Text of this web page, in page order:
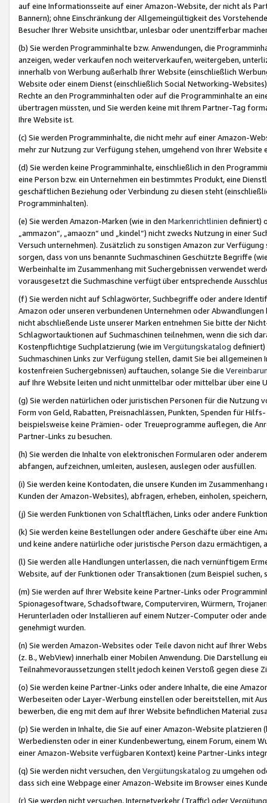
auf eine Informationsseite auf einer Amazon-Website, der nicht als
Bannern); ohne Einschränkung der Allgemeingültigkeit des
Besucher Ihrer Website unsichtbar, unlesbar oder unentzifferbar
(b) Sie werden Programminhalte bzw. Anwendungen, die
anzeigen, weder verkaufen noch weiterverkaufen, weitergeben,
innerhalb von Werbung außerhalb Ihrer Website (einschließlich
Website oder einem Dienst (einschließlich Social Networking-
Rechte an den Programminhalten oder auf die Programminhalte an
übertragen müssten, und Sie werden keine mit Ihrem Partner-Tag
Ihre Website ist.
(c) Sie werden Programminhalte, die nicht mehr auf einer Amazon-
mehr zur Nutzung zur Verfügung stehen, umgehend von Ihrer
(d) Sie werden keine Programminhalte, einschließlich in den
eine Person bzw. ein Unternehmen ein bestimmtes Produkt, eine
geschäftlichen Beziehung oder Verbindung zu diesen steht
Programminhalten).
(e) Sie werden Amazon-Marken (wie in den Markenrichtlinien definiert)
„ammazon“, „amaozn“ und „kindel“) nicht zwecks Nutzung in einer
Versuch unternehmen). Zusätzlich zu sonstigen Amazon zur
sorgen, dass von uns benannte Suchmaschinen Geschützte Begriffe
Werbeinhalte im Zusammenhang mit Suchergebnissen verwendet
vorausgesetzt die Suchmaschine verfügt über entsprechende
(f) Sie werden nicht auf Schlagwörter, Suchbegriffe oder andere
Amazon oder unseren verbundenen Unternehmen oder
nicht abschließende Liste unserer Marken entnehmen Sie bitte der
Schlagwortauktionen auf Suchmaschinen teilnehmen, wenn die sich
Kostenpflichtige Suchplatzierung (wie im Vergütungskatalog definiert)
Suchmaschinen Links zur Verfügung stellen, damit Sie bei
kostenfreien Suchergebnissen) auftauchen, solange Sie die
auf Ihre Website leiten und nicht unmittelbar oder mittelbar über eine
(g) Sie werden natürlichen oder juristischen Personen für die Nutzung
Form von Geld, Rabatten, Preisnachlässen, Punkten, Spenden für
beispielsweise keine Prämien- oder Treueprogramme auflegen, die
Partner-Links zu besuchen.
(h) Sie werden die Inhalte von elektronischen Formularen oder
abfangen, aufzeichnen, umleiten, auslesen, auslegen oder ausfüllen.
(i) Sie werden keine Kontodaten, die unsere Kunden im
Kunden der Amazon-Websites), abfragen, erheben, einholen,
(j) Sie werden Funktionen von Schaltflächen, Links oder andere
(k) Sie werden keine Bestellungen oder andere Geschäfte über eine
und keine andere natürliche oder juristische Person dazu
(l) Sie werden alle Handlungen unterlassen, die nach vernünftigem
Website, auf der Funktionen oder Transaktionen (zum Beispiel
(m) Sie werden auf Ihrer Website keine Partner-Links oder
Spionagesoftware, Schadsoftware, Computerviren, Würmern,
Herunterladen oder Installieren auf einem Nutzer-Computer oder
genehmigt wurden.
(n) Sie werden Amazon-Websites oder Teile davon nicht auf Ihrer
(z. B., WebView) innerhalb einer Mobilen Anwendung. Die Darstellung
Teilnahmevoraussetzungen stellt jedoch keinen Verstoß gegen diese
(o) Sie werden keine Partner-Links oder andere Inhalte, die eine
Werbeseiten oder Layer-Werbung einstellen oder bereitstellen, mit
bewerben, die eng mit dem auf Ihrer Website befindlichen Material
(p) Sie werden in Inhalte, die Sie auf einer Amazon-Website
Werbediensten oder in einer Kundenbewertung, einem Forum, einem
einer Amazon-Website verfügbaren Kontext) keine Partner-Links
(q) Sie werden nicht versuchen, den Vergütungskatalog zu umgehen
dass sich eine Webpage einer Amazon-Website im Browser eines
(r) Sie werden nicht versuchen, Internetverkehr (Traffic) oder